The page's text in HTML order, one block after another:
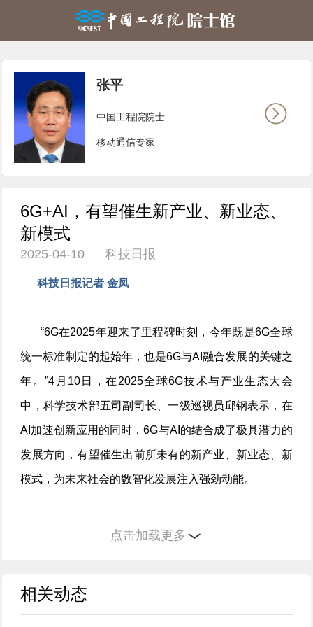
张平
中国工程院院士
移动通信专家
6G+AI，有望催生新产业、新业态、
新模式
2025-04-10 科技日报
科技日报记者 金凤
“6G在2025年迎来了里程碑时刻，今年既是6G全球
统一标准制定的起始年，也是6G与AI融合发展的关键之
年。”4月10日，在2025全球6G技术与产业生态大会
中，科学技术部五司副司长、一级巡视员邱钢表示，在
AI加速创新应用的同时，6G与AI的结合成了极具潜力的
发展方向，有望催生出前所未有的新产业、新业态、新
模式，为未来社会的数智化发展注入强劲动能。
今年政府工作报告提出，持续推进“人工智能+”。6G
题谈未来、话趋势。
点击加载更多
相关动态